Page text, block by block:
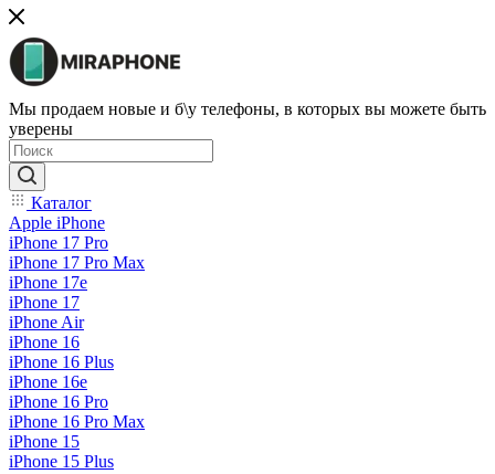
Мы продаем новые и б\у телефоны, в которых вы можете быть
уверены
Каталог
Apple iPhone
iPhone 17 Pro
iPhone 17 Pro Max
iPhone 17e
iPhone 17
iPhone Air
iPhone 16
iPhone 16 Plus
iPhone 16e
iPhone 16 Pro
iPhone 16 Pro Max
iPhone 15
iPhone 15 Plus